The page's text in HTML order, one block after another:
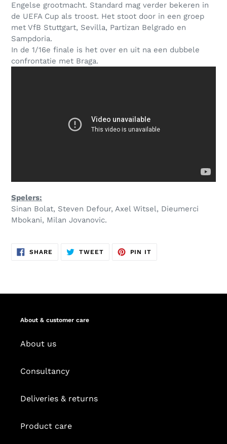
Engelse grootmacht. Standard mag verder bekeren in
de UEFA Cup als troost. Het stoot door in een groep
met VfB Stuttgart, Sevilla, Partizan Belgrado en
Sampdoria.
In de 1/16e finale is het over en uit na een dubbele
confrontatie met Braga.
Spelers:
Sinan Bolat, Steven Defour, Axel Witsel, Dieumerci
Mbokani, Milan Jovanovic.
SHARE SHARE
TWEETTWEET
PIN IT
About & customer care
About us
Consultancy
Deliveries & returns
Product care